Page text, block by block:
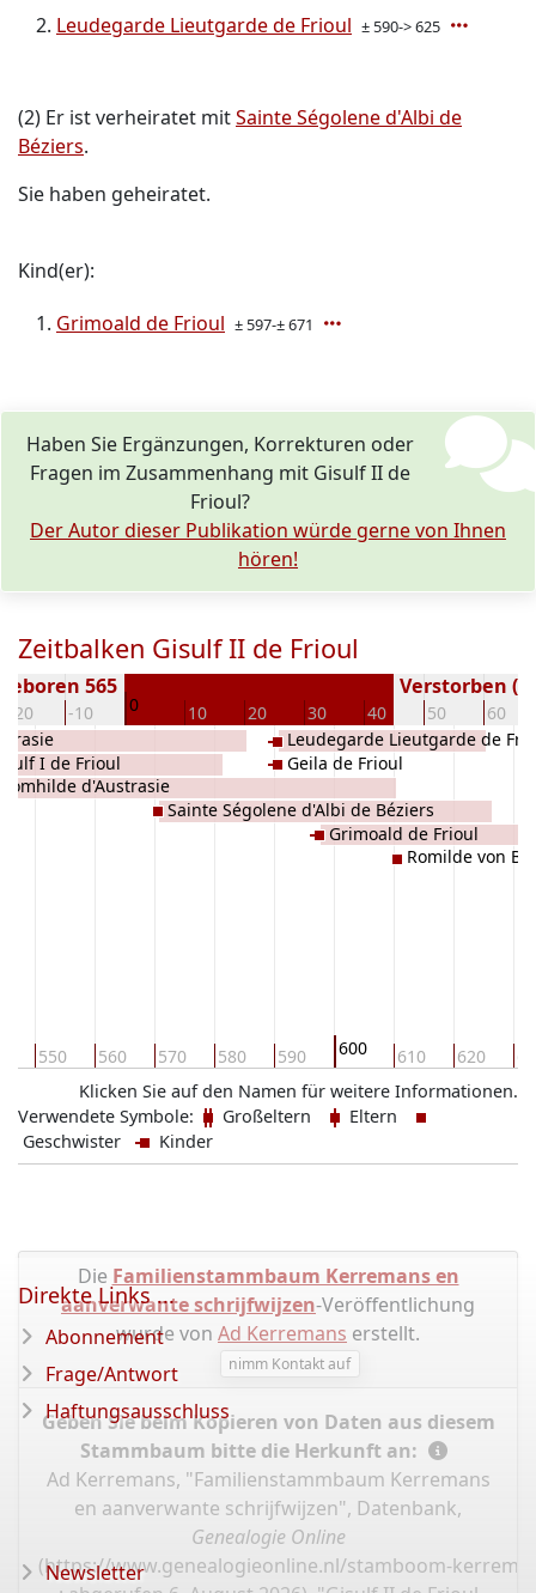
Leudegarde Lieutgarde de Frioul ± 590-> 625
(2) Er ist verheiratet mitSainte Ségolene d'Albi de
Béziers.
Sie haben geheiratet.
Kind(er):
Grimoald de Frioul ± 597-± 671
Haben Sie Ergänzungen, Korrekturen oder
Fragen im Zusammenhang mit Gisulf II de
Frioul?
Der Autor dieser Publikation würde gerne von Ihnen
hören!
Zeitbalken Gisulf II de Frioul
-20 -10 0 10 20 30 40 50 60
565 Verstorben (
550 560 570 580 590 600 610 620
I de Frioul
Romhilde d'Austrasie
Sainte Ségolene d'Albi de Béziers
Leudegarde Lieutgarde de
Geila de Frioul
Grimoald de Frioul
Romilde von
Klicken Sie auf den Namen für weitere Informationen.
Verwendete Symbole:
Großeltern
Eltern
Geschwister
Kinder
Die Familienstammbaum Kerremans en
aanverwante schrijfwijzen-Veröffentlichung
wurde von Ad Kerremans erstellt.
nimm Kontakt auf
Geben Sie beim Kopieren von Daten aus diesem
Stammbaum bitte die Herkunft an:
Ad Kerremans, "Familienstammbaum Kerremans
en aanverwante schrijfwijzen", Datenbank,
Genealogie Online
(https://www.genealogieonline.nl/stamboom-
Direkte Links ...
Abonnement
Frage/Antwort
Haftungsausschluss
Newsletter